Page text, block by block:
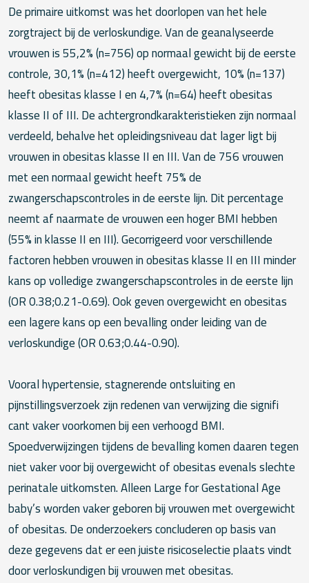
De primaire uitkomst was het doorlopen van het hele
zorgtraject bij de verloskundige. Van de geanalyseerde
vrouwen is 55,2% (n=756) op normaal gewicht bij de eerste
controle, 30,1% (n=412) heeft overgewicht, 10% (n=137)
heeft obesitas klasse I en 4,7% (n=64) heeft obesitas
klasse II of III. De achtergrondkarakteristieken zijn normaal
verdeeld, behalve het opleidingsniveau dat lager ligt bij
vrouwen in obesitas klasse II en III. Van de 756 vrouwen
met een normaal gewicht heeft 75% de
zwangerschapscontroles in de eerste lijn. Dit percentage
neemt af naarmate de vrouwen een hoger BMI hebben
(55% in klasse II en III). Gecorrigeerd voor verschillende
factoren hebben vrouwen in obesitas klasse II en III minder
kans op volledige zwangerschapscontroles in de eerste lijn
(OR 0.38;0.21-0.69). Ook geven overgewicht en obesitas
een lagere kans op een bevalling onder leiding van de
verloskundige (OR 0.63;0.44-0.90).
Vooral hypertensie, stagnerende ontsluiting en
pijnstillingsverzoek zijn redenen van verwijzing die signifi
cant vaker voorkomen bij een verhoogd BMI.
Spoedverwijzingen tijdens de bevalling komen daaren tegen
niet vaker voor bij overgewicht of obesitas evenals slechte
perinatale uitkomsten. Alleen Large for Gestational Age
baby’s worden vaker geboren bij vrouwen met overgewicht
of obesitas. De onderzoekers concluderen op basis van
deze gegevens dat er een juiste risicoselectie plaats vindt
door verloskundigen bij vrouwen met obesitas.